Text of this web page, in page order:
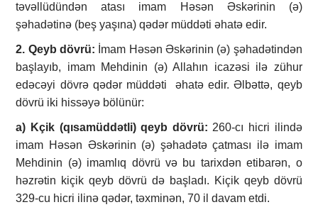
təvəllüdündən atası imam Həsən Əskərinin (ə)
şəhadətinə (beş yaşına) qədər müddəti əhatə edir.
2. Qeybdövrü: İmam Həsən Əskərinin (ə) şəhadətindən
başlayıb, imam Mehdinin (ə) Allahın icazəsi ilə zühur
edəcəyi dövrə qədər müddəti əhatə edir. Əlbəttə, qeyb
dövrü iki hissəyə bölünür:
a) Kçik (qısamüddətli) qeyb dövrü: 260-cı hicri ilində
imam Həsən Əskərinin (ə) şəhadətə çatması ilə imam
Mehdinin (ə) imamlıq dövrü və bu tarixdən etibarən, o
həzrətin kiçik qeyb dövrü də başladı. Kiçik qeyb dövrü
329-cu hicri ilinə qədər, təxminən, 70 il davam etdi.